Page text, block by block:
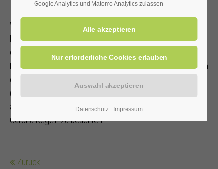
Wanderung mit dem Sauerländischen Gebirgsverein
Für Fahrtkosten wird eine Pauschale je nach Streckenlänge
erhoben.
Diese wird direkt von den Mitfahrer/innen an den Fahrenden
gezahlt.
(Bei allen Veranstaltungen sind von den Teilnehmern die
aktuellen
Corona-Regeln zu beachten.
Zurück
Google Analytics und Matomo Analytics zulassen
Datenschutz Impressum